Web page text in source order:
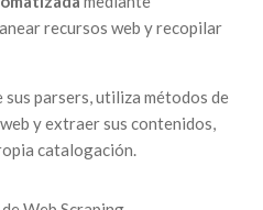
recursos web y recopilar
parsers, utiliza métodos de
y extraer sus contenidos,
catalogación.